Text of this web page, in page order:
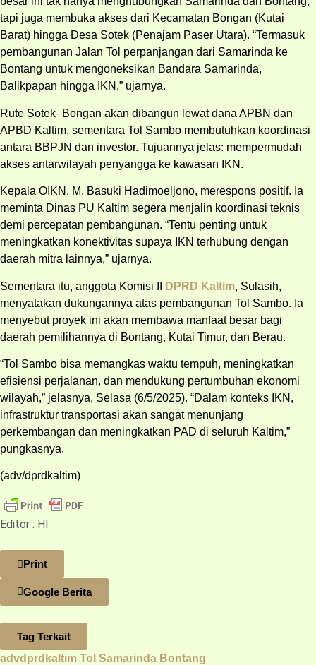
tapi juga membuka akses dari Kecamatan Bongan (Kutai
Barat) hingga Desa Sotek (Penajam Paser Utara). “Termasuk
pembangunan Jalan Tol perpanjangan dari Samarinda ke
Bontang untuk mengoneksikan Bandara Samarinda,
Balikpapan hingga IKN,” ujarnya.
Rute Sotek–Bongan akan dibangun lewat dana APBN dan
APBD Kaltim, sementara Tol Sambo membutuhkan koordinasi
antara BBPJN dan investor. Tujuannya jelas: mempermudah
akses antarwilayah penyangga ke kawasan IKN.
Kepala OIKN, M. Basuki Hadimoeljono, merespons positif. Ia
meminta Dinas PU Kaltim segera menjalin koordinasi teknis
demi percepatan pembangunan. “Tentu penting untuk
meningkatkan konektivitas supaya IKN terhubung dengan
daerah mitra lainnya,” ujarnya.
Sementara itu, anggota Komisi II DPRD Kaltim, Sulasih,
menyatakan dukungannya atas pembangunan Tol Sambo. Ia
menyebut proyek ini akan membawa manfaat besar bagi
daerah pemilihannya di Bontang, Kutai Timur, dan Berau.
“Tol Sambo bisa memangkas waktu tempuh, meningkatkan
efisiensi perjalanan, dan mendukung pertumbuhan ekonomi
wilayah,” jelasnya, Selasa (6/5/2025). “Dalam konteks IKN,
infrastruktur transportasi akan sangat menunjang
perkembangan dan meningkatkan PAD di seluruh Kaltim,”
pungkasnya.
(adv/dprdkaltim)
Editor : HI
Print
Google Berita
Tag Terkait
advdprdkaltim Tol Samarinda Bontang